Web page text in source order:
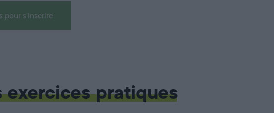
pour s'inscrire
exercices pratiques